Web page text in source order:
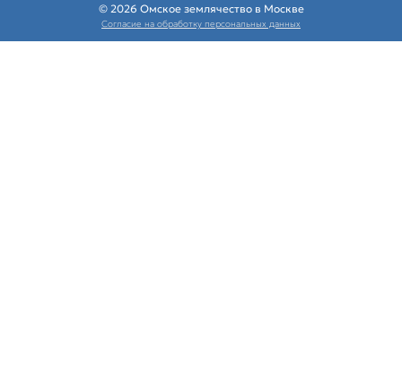
© 2026 Омское землячество в Москве
Согласие на обработку персональных данных